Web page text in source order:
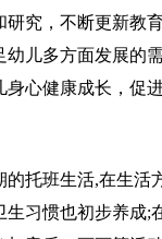
究，不断更新教
儿多方面发展的
心健康成长，促
的托班生活,在生
习惯也初步养成;